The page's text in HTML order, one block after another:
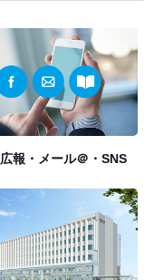
広報・メール＠・SNS